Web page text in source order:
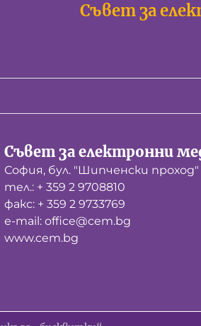
Съвет за
Съвет за електронни
София, бул. "Шипченски проход"
тел.: + 359 2 9708810
факс: + 359 2 9733769
е-mail: office@cem.bg
www.cem.bg